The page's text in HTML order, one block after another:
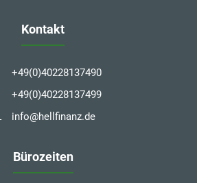
Kontakt
+49(0)40228137490
+49(0)40228137499
info@hellfinanz.de
Bürozeiten